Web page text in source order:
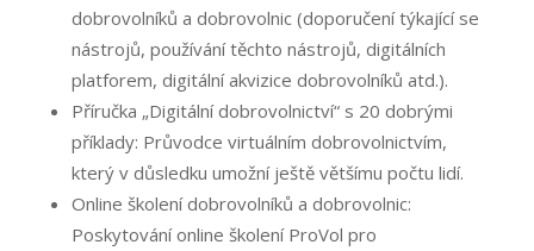
dobrovolníků a dobrovolnic (doporučení týkající se
nástrojů, používání těchto nástrojů, digitálních
platforem, digitální akvizice dobrovolníků atd.).
Příručka „Digitální dobrovolnictví“ s 20 dobrými
příklady: Průvodce virtuálním dobrovolnictvím,
který v důsledku umožní ještě většímu počtu lidí.
Online školení dobrovolníků a dobrovolnic:
Poskytování online školení ProVol pro